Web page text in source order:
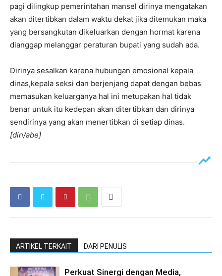
pagi dilingkup pemerintahan mansel dirinya mengatakan
akan ditertibkan dalam waktu dekat jika ditemukan maka
yang bersangkutan dikeluarkan dengan hormat karena
dianggap melanggar peraturan bupati yang sudah ada.
Dirinya sesalkan karena hubungan emosional kepala
dinas,kepala seksi dan berjenjang dapat dengan bebas
memasukan keluarganya hal ini metupakan hal tidak
benar untuk itu kedepan akan ditertibkan dan dirinya
sendirinya yang akan menertibkan di setiap dinas.
[din/abe]
ARTIKEL TERKAIT DARI PENULIS
Perkuat Sinergi dengan Media,